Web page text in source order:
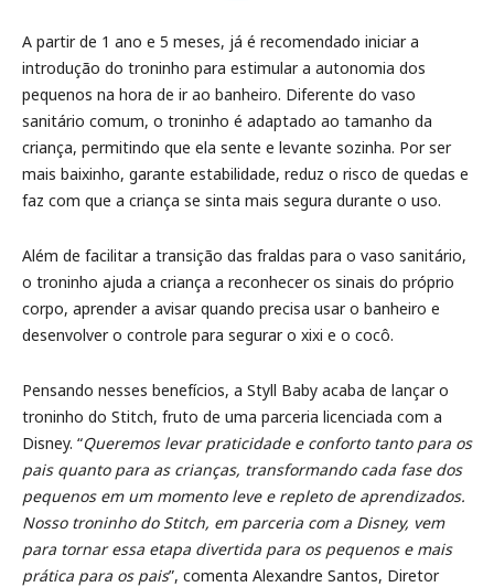
A partir de 1 ano e 5 meses, já é recomendado iniciar a
introdução do troninho para estimular a autonomia dos
pequenos na hora de ir ao banheiro. Diferente do vaso
sanitário comum, o troninho é adaptado ao tamanho da
criança, permitindo que ela sente e levante sozinha. Por ser
mais baixinho, garante estabilidade, reduz o risco de quedas e
faz com que a criança se sinta mais segura durante o uso.
Além de facilitar a transição das fraldas para o vaso sanitário,
o troninho ajuda a criança a reconhecer os sinais do próprio
corpo, aprender a avisar quando precisa usar o banheiro e
desenvolver o controle para segurar o xixi e o cocô.
Pensando nesses benefícios, a Styll Baby acaba de lançar o
troninho do Stitch, fruto de uma parceria licenciada com a
Disney. “Queremos levar praticidade e conforto tanto para os
pais quanto para as crianças, transformando cada fase dos
pequenos em um momento leve e repleto de aprendizados.
Nosso troninho do Stitch, em parceria com a Disney, vem
para tornar essa etapa divertida para os pequenos e mais
prática para os pais”, comenta Alexandre Santos, Diretor